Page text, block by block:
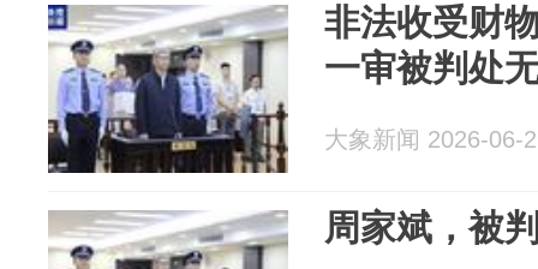
非法收受财
一审被判处
大象新闻 2026-06-
周家斌，被